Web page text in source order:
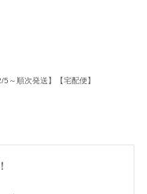
～順次発送】【宅配便】